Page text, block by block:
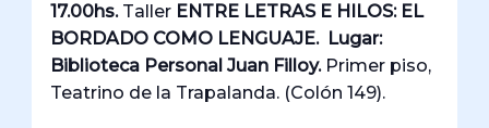
17.00hs. Taller ENTRE LETRAS E HILOS: EL
BORDADO COMO LENGUAJE. Lugar:
Biblioteca Personal Juan Filloy. Primer piso,
Teatrino de la Trapalanda. (Colón 149).